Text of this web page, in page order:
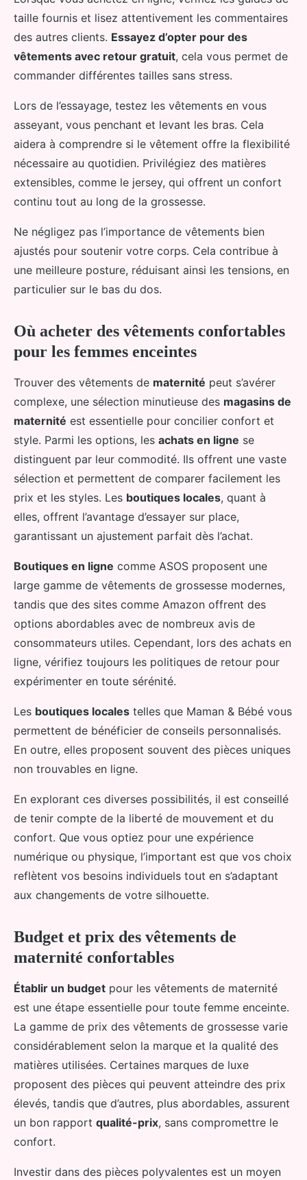
taille fournis et lisez attentivement les commentaires
des autres clients. Essayez d’opter pour des
vêtements avec retour gratuit, cela vous permet de
commander différentes tailles sans stress.
Lors de l’essayage, testez les vêtements en vous
asseyant, vous penchant et levant les bras. Cela
aidera à comprendre si le vêtement offre la flexibilité
nécessaire au quotidien. Privilégiez des matières
extensibles, comme le jersey, qui offrent un confort
continu tout au long de la grossesse.
Ne négligez pas l’importance de vêtements bien
ajustés pour soutenir votre corps. Cela contribue à
une meilleure posture, réduisant ainsi les tensions, en
particulier sur le bas du dos.
Où acheter des vêtements confortables
pour les femmes enceintes
Trouver des vêtements de maternité peut s’avérer
complexe, une sélection minutieuse des magasins de
maternité est essentielle pour concilier confort et
style. Parmi les options, les achats en ligne se
distinguent par leur commodité. Ils offrent une vaste
sélection et permettent de comparer facilement les
prix et les styles. Les boutiques locales, quant à
elles, offrent l’avantage d’essayer sur place,
garantissant un ajustement parfait dès l’achat.
Boutiques en ligne comme ASOS proposent une
large gamme de vêtements de grossesse modernes,
tandis que des sites comme Amazon offrent des
options abordables avec de nombreux avis de
consommateurs utiles. Cependant, lors des achats en
ligne, vérifiez toujours les politiques de retour pour
expérimenter en toute sérénité.
Les boutiques locales telles que Maman & Bébé vous
permettent de bénéficier de conseils personnalisés.
En outre, elles proposent souvent des pièces uniques
non trouvables en ligne.
En explorant ces diverses possibilités, il est conseillé
de tenir compte de la liberté de mouvement et du
confort. Que vous optiez pour une expérience
numérique ou physique, l’important est que vos choix
reflètent vos besoins individuels tout en s’adaptant
aux changements de votre silhouette.
Budget et prix des vêtements de
maternité confortables
Établir un budget pour les vêtements de maternité
est une étape essentielle pour toute femme enceinte.
La gamme de prix des vêtements de grossesse varie
considérablement selon la marque et la qualité des
matières utilisées. Certaines marques de luxe
proposent des pièces qui peuvent atteindre des prix
élevés, tandis que d’autres, plus abordables, assurent
un bon rapport qualité-prix, sans compromettre le
confort.
Investir dans des pièces polyvalentes est un moyen